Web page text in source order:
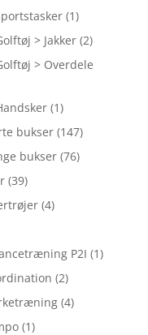
(1)
> Jakker (2)
> Overdele
(1)
bukser (147)
bukser (76)
(39)
(4)
P2I (1)
(2)
(4)
(1)